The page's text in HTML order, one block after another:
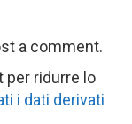
a comment.
per ridurre lo
i dati derivati